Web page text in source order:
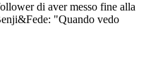
di aver messo fine alla
"Quando vedo